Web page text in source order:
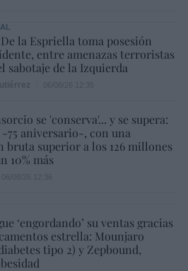
la Espriella toma posesión
entre amenazas terroristas
sabotaje de la Izquierda
se 'conserva'... y se supera:
-75 aniversario-, con una
bruta superior a los 126 millones
10% más
‘engordando’ su ventas gracias
estrella: Mounjaro
tipo 2) y Zepbound,